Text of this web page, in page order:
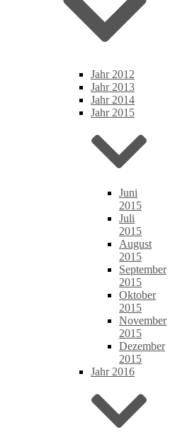
Jahr 2012
Jahr 2013
Jahr 2014
Jahr 2015
Juni
2015
Juli
2015
August
2015
September
2015
Oktober
2015
November
2015
Dezember
2015
Jahr 2016